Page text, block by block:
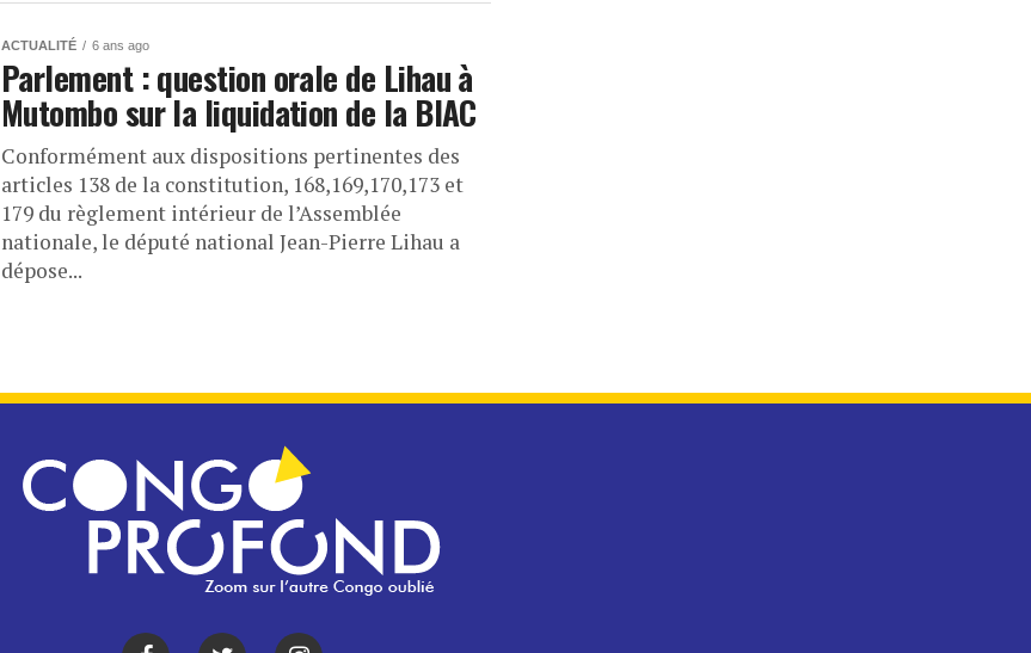
ACTUALITÉ 6 ans ago
Parlement : question orale de Lihau à
Mutombo sur la liquidation de la BIAC
Conformément aux dispositions pertinentes des
articles 138 de la constitution, 168,169,170,173 et
179 du règlement intérieur de l’Assemblée
nationale, le député national Jean-Pierre Lihau a
dépose...